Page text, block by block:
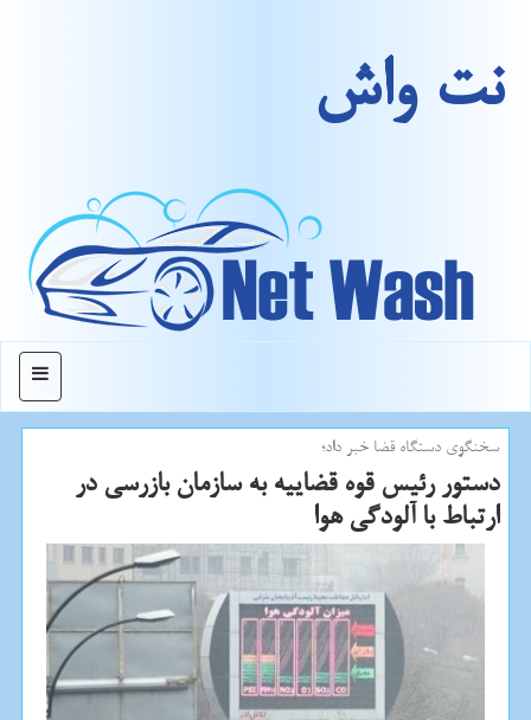
نت واش
منو
سخنگوی دستگاه قضا خبر داد؛
دستور رئیس قوه قضاییه به سازمان بازرسی در
ارتباط با آلودگی هوا